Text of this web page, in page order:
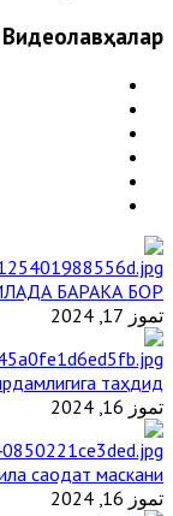
Видеолавҳалар
БАРАКА БОР!
تموز 17, 2024
таҳдид
تموز 16, 2024
саодат маскани
تموز 16, 2024